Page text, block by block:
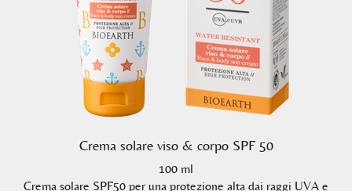
Crema solare viso & corpo SPF 50
100 ml
Crema solare SPF50 per una protezione alta dai raggi UVA e